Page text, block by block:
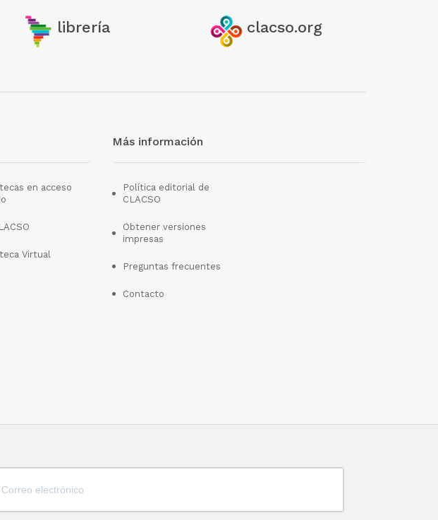
librería clacso.org
en acceso
Virtual
Más información
Política editorial de
CLACSO
Obtener versiones
impresas
Preguntas frecuentes
Contacto